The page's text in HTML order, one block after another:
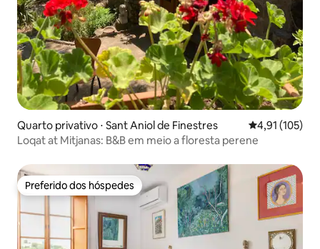
Quarto privativo ⋅ Sant Aniol de Finestres 4,91 de uma
4,91 (105)
Loqat at Mitjanas: B&B em meio a floresta perene
Preferido dos hóspedes
Preferido dos hóspedes